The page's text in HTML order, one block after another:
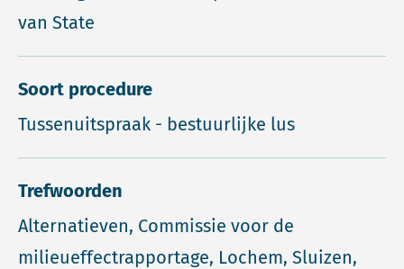
van State
Soort procedure
Tussenuitspraak - bestuurlijke lus
Trefwoorden
Alternatieven, Commissie voor de
milieueffectrapportage, Lochem, Sluizen,